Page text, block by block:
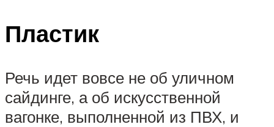
Пластик
Речь идет вовсе не об уличном
сайдинге, а об искусственной
вагонке, выполненной из ПВХ, и